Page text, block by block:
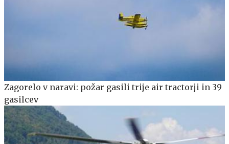
Zagorelo v naravi: požar gasili trije air tractorji in 39
gasilcev